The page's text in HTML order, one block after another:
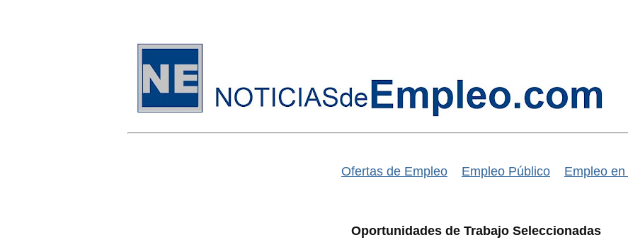
Ofertas de Empleo Empleo Público Empleo en
Oportunidades de Trabajo Seleccionadas